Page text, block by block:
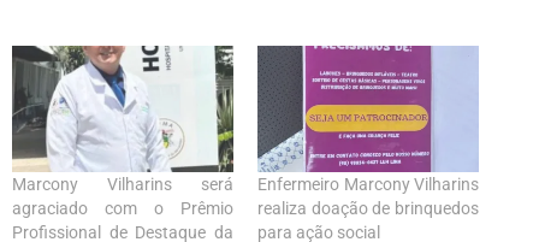
Marcony Vilharins será
agraciado com o Prêmio
Profissional de Destaque da
Enfermeiro Marcony Vilharins
realiza doação de brinquedos
para ação social